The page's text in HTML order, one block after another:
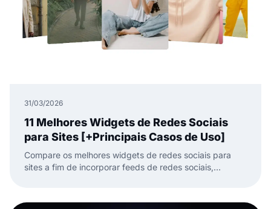
31/03/2026
11 Melhores Widgets de Redes Sociais
para Sites [+Principais Casos de Uso]
Compare os melhores widgets de redes sociais para
sites a fim de incorporar feeds de redes sociais,